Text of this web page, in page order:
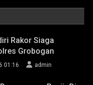
Rakor Siaga
Grobogan
01:16 admin